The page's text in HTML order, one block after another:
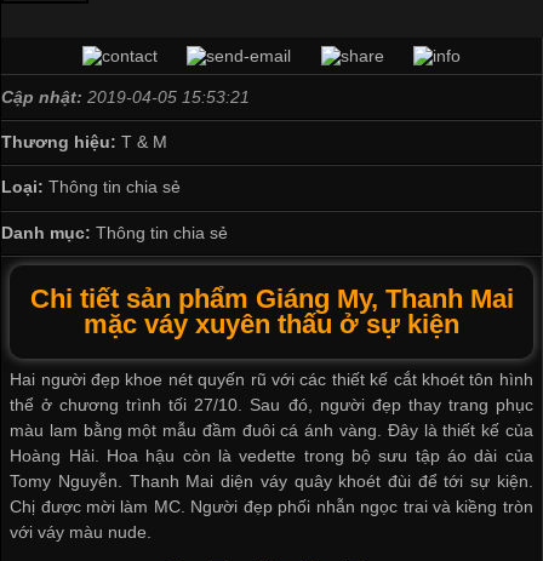
Cập nhật: 2019-04-05 15:53:21
Thương hiệu: T & M
Loại: Thông tin chia sẻ
Danh mục: Thông tin chia sẻ
Chi tiết sản phẩm Giáng My, Thanh Mai
mặc váy xuyên thấu ở sự kiện
Hai người đẹp khoe nét quyến rũ với các thiết kế cắt khoét tôn hình
thể ở chương trình tối 27/10. Sau đó, người đẹp thay trang phục
màu lam bằng một mẫu đầm đuôi cá ánh vàng. Đây là thiết kế của
Hoàng Hải. Hoa hậu còn là vedette trong bộ sưu tập áo dài của
Tomy Nguyễn. Thanh Mai diện váy quây khoét đùi để tới sự kiện.
Chị được mời làm MC. Người đẹp phối nhẫn ngọc trai và kiềng tròn
với váy màu nude.